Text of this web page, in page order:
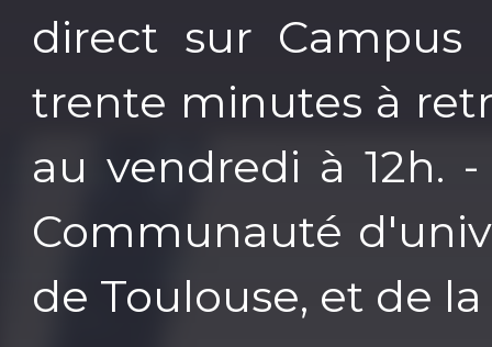
direct sur Campus
trente minutes à
au vendredi à 12h.
Communauté
de Toulouse, et de